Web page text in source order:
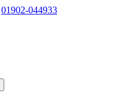
01902-044933